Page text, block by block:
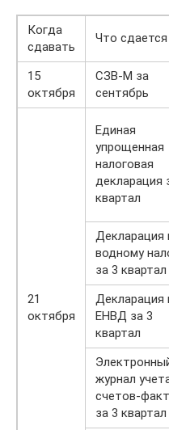
Когда
сдавать
Что сдается
15
октября
СЗВ-М за
сентябрь
21
октября
Единая
упрощенная
налоговая
декларация
квартал
Декларация
водному
за 3 квартал
Декларация
ЕНВД за 3
квартал
журнал
счетов-
за 3 квартал